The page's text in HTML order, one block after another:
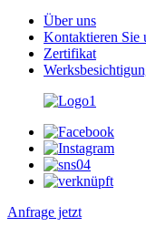
Über uns
Kontaktieren Sie
Zertifikat
Anfrage jetzt